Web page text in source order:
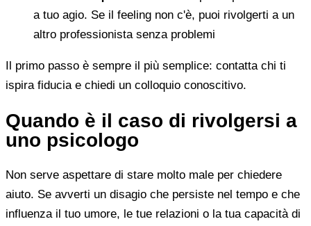
a tuo agio. Se il feeling non c'è, puoi rivolgerti a un
altro professionista senza problemi
Il primo passo è sempre il più semplice: contatta chi ti
ispira fiducia e chiedi un colloquio conoscitivo.
Quando è il caso di rivolgersi a
uno psicologo
Non serve aspettare di stare molto male per chiedere
aiuto. Se avverti un disagio che persiste nel tempo e che
influenza il tuo umore, le tue relazioni o la tua capacità di